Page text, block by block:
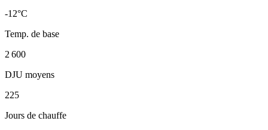
-12°C
Temp. de base
2 600
DJU moyens
225
Jours de chauffe